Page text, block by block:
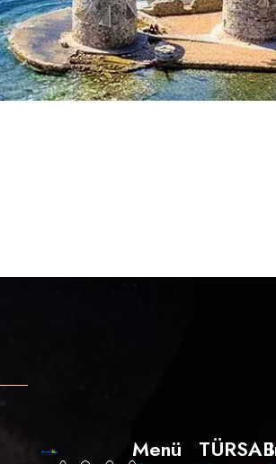
Menü TÜRSAB